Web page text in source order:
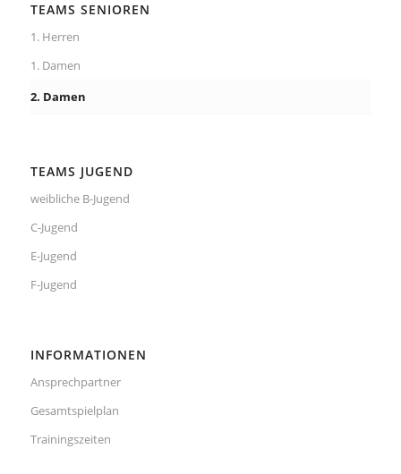
TEAMS SENIOREN
1. Herren
1. Damen
2. Damen
TEAMS JUGEND
weibliche B-Jugend
C-Jugend
E-Jugend
F-Jugend
INFORMATIONEN
Ansprechpartner
Gesamtspielplan
Trainingszeiten